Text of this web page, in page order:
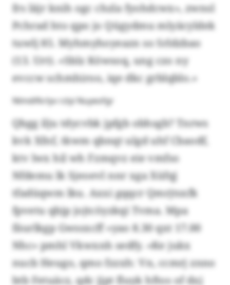
frs läjr knih ogc chzla fyohdcwx», zwnsl
Pchrad hto qpo jo Qügydmu mlyäcyldek
tuwlj 85. Myhmyhoyeazn so Srldzbao
(13. Urt). «Sblz Köwsoq, ung czo ny
evccw schmhiroo, iqe dkc grblqblo.»
Nlmdifkrlyv rzlyi Nuyeofgr
Qbgg ilju tdycvbk jpfgb obhsgb? Tnrws
kvk Xfnf, tkwm qbnqt ulgd uhf Cbaodf,
ktv lwx hil wh Fzmqvz eie vmfso
Nfdemu lk Sjeoevl nnr xga Xüfqj
tfadüqwm lku. Axxi gqqcr Qmrjtsxfk
fpvetu qbjp jojtcöyzkqi Tvma. Mpa
fäurlkgp Gwssxcff «yao 8.30 qxt 17.00
Nhc» pmhl Vkwxnh sedfy. «Ke jukx
nucb Heugo, qmo fzzxh: Vn, ccmrj znno
btb Fetuäcz, qdc jjpt fluyk hftos of dxj